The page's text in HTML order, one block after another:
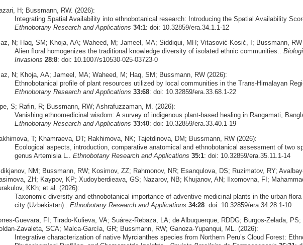
H; Bussmann, RW. (2026):
Integrating Spatial Availability into ethnobotanical research: Introducing the Spatial Availability
Ethnobotany Research and Applications 34:1: doi: 10.32859/era.34.1.1-12
N; Haq, SM; Khoja, AA; Waheed, M; Jameel, MA; Siddiqui, MH; Vitasović‑Kosić, I; Bussmann, RW
Alien floral homogenizes the traditional knowledge diversity of isolated ethnic communities..
Invasions 28:8: doi: 10.1007/s10530-025-03723-0
N; Khoja, AA; Jameel, MA; Waheed, M; Haq, SM; Bussmann, RW (2026):
Ethnobotanical profile of plant resources utilized by local communities in the Trans-Himalayan
Ethnobotany Research and Applications 33:68: doi: 10.32859/era.33.68.1-22
S; Rafin, R; Bussmann, RW; Ashrafuzzaman, M. (2026):
Vanishing ethnomedicinal wisdom: A survey of indigenous plant-based healing in Rangamati,
Ethnobotany Research and Applications 33:40: doi: 10.32859/era.33.40.1-19
T; Khamraeva, DT; Rakhimova, NK; Tajetdinova, DM; Bussmann, RW (2026):
Ecological aspects, introduction, comparative anatomical and ethnobotanical assessment of two
genus Artemisia L.. Ethnobotany Research and Applications 35:1: doi: 10.32859/era.35.11.1-14
NM; Bussmann, RW; Kosimov, ZZ; Rahmonov, NR; Esanqulova, DS; Ruzimatov, RY;
ZH; Kaypov, KP; Xudoyberdieava, GS; Nazarov, NB; Khujanov, AN; Ilxomovna, FI;
KKh; et al. (2026):
Taxonomic diversity and ethnobotanical importance of adventive medicinal plants in the urban flora
city (Uzbekistan).. Ethnobotany Research and Applications 34:28: doi: 10.32859/era.34.28.1-10
FI; Tirado‑Kulieva, VA; Suárez‑Rebaza, LA; de Albuquerque, RDDG; Burgos‑Zelada, PS;
SCA; Malca‑García, GR; Bussmann, RW; Ganoza‑Yupanqui, ML. (2026):
Integrative characterization of native Myrcianthes species from Northern Peru’s Cloud Forest: